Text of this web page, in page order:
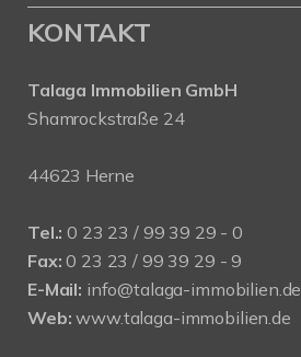
KONTAKT
Talaga Immobilien GmbH
Shamrockstraße 24
44623 Herne
Tel.: 0 23 23 / 99 39 29 - 0
Fax: 0 23 23 / 99 39 29 - 9
E-Mail: info@talaga-immobilien.de
Web: www.talaga-immobilien.de